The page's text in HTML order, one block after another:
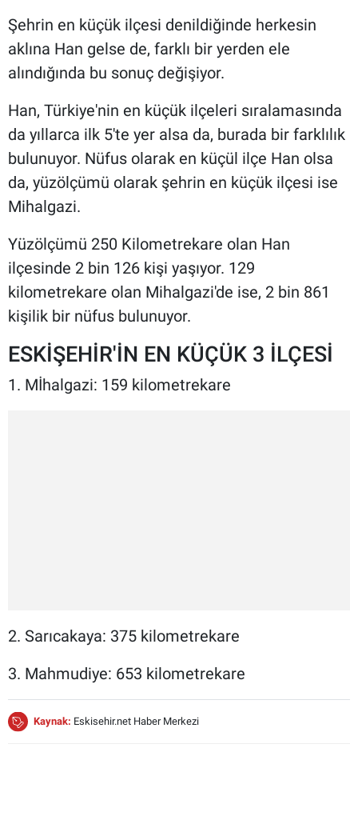
Şehrin en küçük ilçesi denildiğinde herkesin
aklına Han gelse de, farklı bir yerden ele
alındığında bu sonuç değişiyor.
Han, Türkiye'nin en küçük ilçeleri sıralamasında
da yıllarca ilk 5'te yer alsa da, burada bir farklılık
bulunuyor. Nüfus olarak en küçül ilçe Han olsa
da, yüzölçümü olarak şehrin en küçük ilçesi ise
Mihalgazi.
Yüzölçümü 250 Kilometrekare olan Han
ilçesinde 2 bin 126 kişi yaşıyor. 129
kilometrekare olan Mihalgazi'de ise, 2 bin 861
kişilik bir nüfus bulunuyor.
ESKİŞEHİR'İN EN KÜÇÜK 3 İLÇESİ
1. Mİhalgazi: 159 kilometrekare
2. Sarıcakaya: 375 kilometrekare
3. Mahmudiye: 653 kilometrekare
Kaynak: Eskisehir.net Haber Merkezi